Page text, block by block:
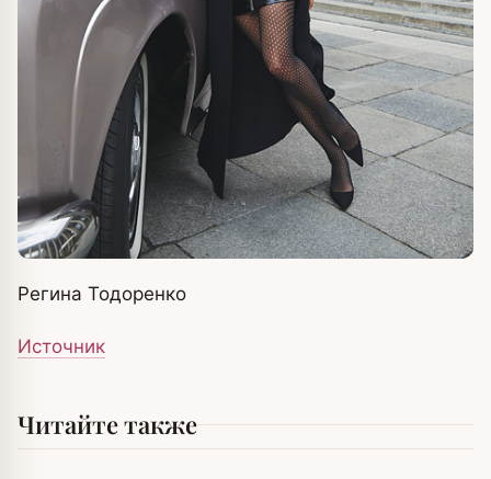
Регина Тодоренко
Источник
Читайте также